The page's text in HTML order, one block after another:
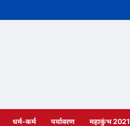
धर्म-कर्म पर्यावरण महाकुंभ 2021